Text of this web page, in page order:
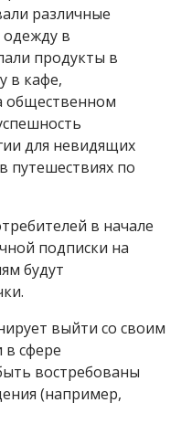
различные
одежду в
продукты в
в кафе,
общественном
для невидящих
путешествиях по
в начале
подписки на
будут
выйти со своим
в сфере
востребованы
(например,